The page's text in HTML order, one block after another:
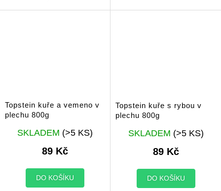
Topstein kuře a vemeno v
plechu 800g
Průměrné
hodnocení
produktu
je
z
SKLADEM (>5 KS)
89 Kč
DO KOŠÍKU
Topstein kuře s rybou v
plechu 800g
Průměrné
hodnocení
produktu
je
z
SKLADEM (>5 KS)
89 Kč
DO KOŠÍKU